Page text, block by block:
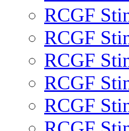
RCGF
RCGF
RCGF
RCGF
RCGF